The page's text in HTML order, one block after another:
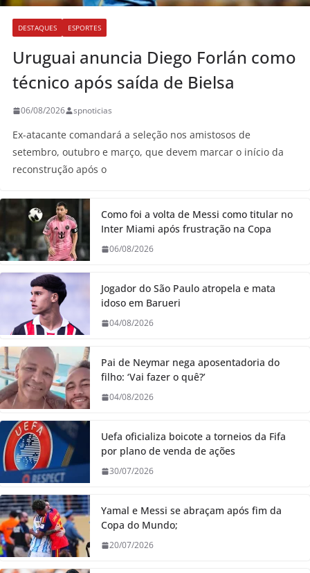
DESTAQUES ESPORTES
Uruguai anuncia Diego Forlán como
técnico após saída de Bielsa
06/08/2026 spnoticias
Ex-atacante comandará a seleção nos amistosos de
setembro, outubro e março, que devem marcar o início da
reconstrução após o
Como foi a volta de Messi como titular no
Inter Miami após frustração na Copa
06/08/2026
Jogador do São Paulo atropela e mata
idoso em Barueri
04/08/2026
Pai de Neymar nega aposentadoria do
filho: ‘Vai fazer o quê?’
04/08/2026
Uefa oficializa boicote a torneios da Fifa
por plano de venda de ações
30/07/2026
Yamal e Messi se abraçam após fim da
Copa do Mundo;
20/07/2026